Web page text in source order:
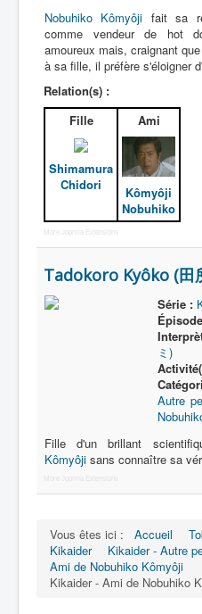
Nobuhiko Kômyôji fait sa
comme vendeur de hot
amoureux mais, craignant que
à sa fille, il préfère s'éloigner
Relation(s) :
Fille
Shimamura
Chidori
Ami
Kômyôji
Nobuhiko
More Joomla Extensions
Tadokoro Kyôko (田
Série :
ミ)
Autre
Fille d'un brillant
Kômyôji sans connaître sa
More Joomla Extensions
Vous êtes ici : Accueil
Kikaider
Kikaider - Autre
Ami de Nobuhiko Kômyôji
Kikaider - Ami de Nobuhiko